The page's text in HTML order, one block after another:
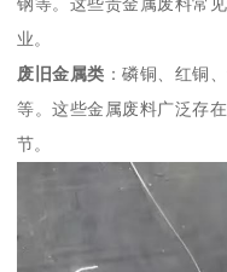
业。
废旧金属类 ：磷铜、红铜
等。这些金属废料广泛存
节。